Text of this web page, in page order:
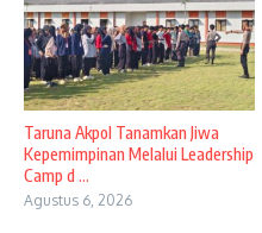
Taruna Akpol Tanamkan Jiwa
Kepemimpinan Melalui Leadership
Camp d ...
Agustus 6, 2026